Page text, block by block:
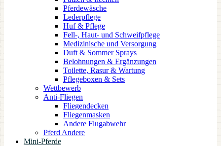
Pferdewäsche
Lederpflege
Huf & Pflege
Fell-, Haut- und Schweifpflege
Medizinische und Versorgung
Duft & Sommer Sprays
Belohnungen & Ergänzungen
Toilette, Rasur & Wartung
Pflegeboxen & Sets
Wettbewerb
Anti-Fliegen
Fliegendecken
Fliegenmasken
Andere Flugabwehr
Pferd Andere
Mini-Pferde